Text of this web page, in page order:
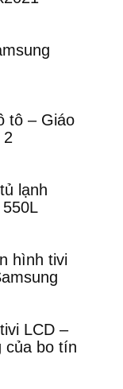
tô – Giáo
2
lạnh
hình tivi
LCD –
của bo tín